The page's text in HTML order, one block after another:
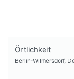
Örtlichkeit
Berlin-Wilmersdorf,